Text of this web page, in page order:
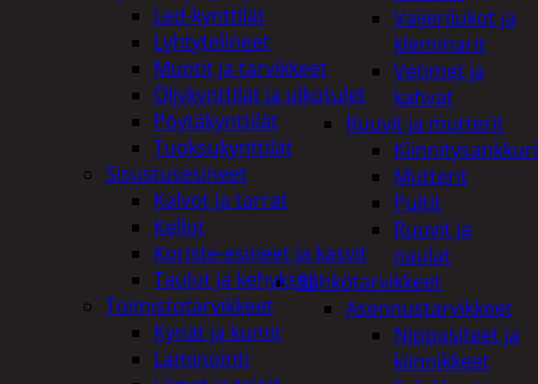
Vaijerilukot ja
klemmarit
Vetimet ja
kahvat
Ruuvit ja mutterit
Mutterit
Pultit
Ruuvit ja
naulat
Sähkötarvikkeet
Asennustarvikkeet
Nippusiteet ja
kiinnikkeet
Led-kynttilät
Lyhtytelineet
Muotit ja tarvikkeet
Öljykynttilät ja ulkotulet
Pöytäkynttilät
Tuoksukynttilät
Sisustusesineet
Kalvot ja tarrat
Kellot
Koriste-esineet ja kasvit
Taulut ja kehykset
Toimistotarvikkeet
Kynät ja kumit
Laminointi